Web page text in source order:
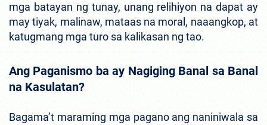
mga batayan ng tunay, unang relihiyon na dapat ay
may tiyak, malinaw, mataas na moral, naaangkop, at
katugmang mga turo sa kalikasan ng tao.
Ang Paganismo ba ay Nagiging Banal sa Banal
na Kasulatan?
Bagama’t maraming mga pagano ang naniniwala sa